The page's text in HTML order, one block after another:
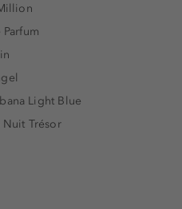
Light Blue
Nuit Trésor